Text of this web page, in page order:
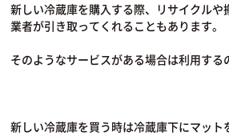
新しい冷蔵庫を購入する際、リサイクルや
業者が引き取ってくれることもあります。
そのようなサービスがある場合は利用する
新しい冷蔵庫を買う時は冷蔵庫下にマット